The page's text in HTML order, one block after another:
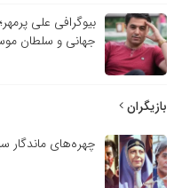
بیوگرافی علی
جهانی و سلطان
بازیگران
چهره‌های ماندگار